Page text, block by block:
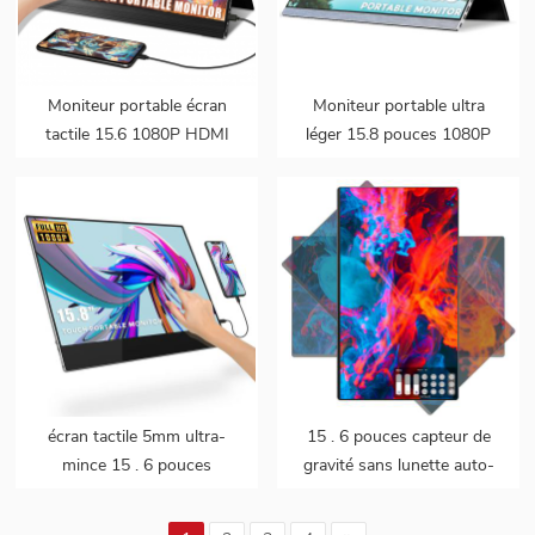
Moniteur portable écran
tactile 15.6 1080P HDMI
voyage deuxième moniteur
pour ordinateur portable
Moniteur portable ultra
léger 15.8 pouces 1080P
écran tactile 5mm ultra-
mince 15 . 6 pouces
support usine ODM OEM
15 . 6 pouces capteur de
gravité sans lunette auto-
tactile usb moniteur gamer